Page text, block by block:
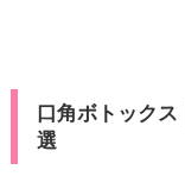
口角ボトック
選